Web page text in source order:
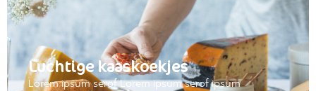
Luchtige kaaskoekjes
Lorem ipsum serof Lorem ipsum serof ipsum